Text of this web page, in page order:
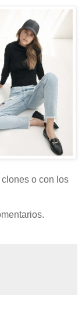
o con los